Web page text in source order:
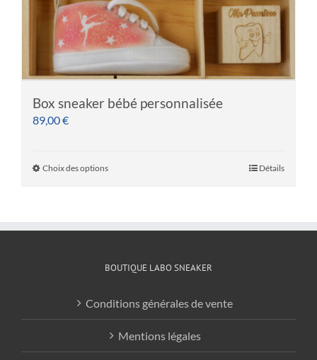
Box sneaker bébé personnalisée
89,00€
Choix des options Détails
BOUTIQUE LABO SNEAKER
Conditions générales de vente
Mentions légales